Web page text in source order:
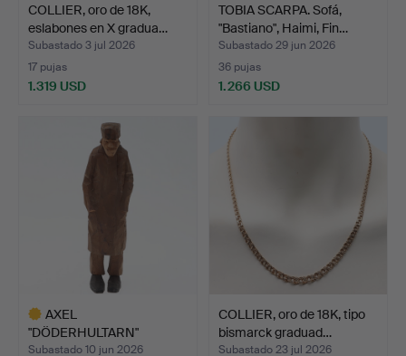
COLLIER, oro de 18K,
eslabones en X gradua…
Subastado 3 jul 2026
17 pujas
1.319 USD
TOBIA SCARPA. Sofá,
"Bastiano", Haimi, Fin…
Subastado 29 jun 2026
36 pujas
1.266 USD
AXEL
"DÖDERHULTARN"
PETERSSON. Escultura, …
Subastado 10 jun 2026
COLLIER, oro de 18K, tipo
bismarck graduad…
Subastado 23 jul 2026